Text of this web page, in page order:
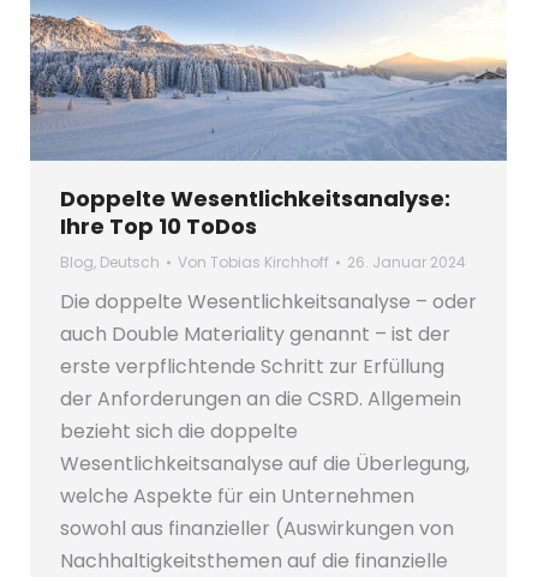
Doppelte Wesentlichkeitsanalyse:
Ihre Top 10 ToDos
Blog, Deutsch Von Tobias Kirchhoff 26. Januar 2024
Die doppelte Wesentlichkeitsanalyse – oder
auch Double Materiality genannt – ist der
erste verpflichtende Schritt zur Erfüllung
der Anforderungen an die CSRD. Allgemein
bezieht sich die doppelte
Wesentlichkeitsanalyse auf die Überlegung,
welche Aspekte für ein Unternehmen
sowohl aus finanzieller (Auswirkungen von
Nachhaltigkeitsthemen auf die finanzielle